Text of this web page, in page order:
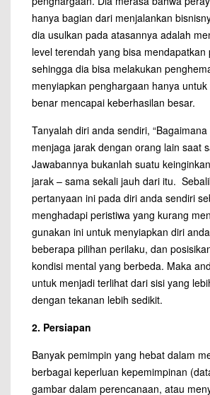
hanya bagian dari menjalankan
dia usulkan pada atasannya adalah
level terendah yang bisa mendapatkan
sehingga dia bisa melakukan
menyiapkan penghargaan hanya
benar mencapai keberhasilan besar.
Tanyalah diri anda sendiri,
menjaga jarak dengan orang lain saat
Jawabannya bukanlah suatu
jarak – sama sekali jauh dari itu.
pertanyaan ini pada diri anda sendiri
menghadapi peristiwa yang kurang
gunakan ini untuk menyiapkan diri
beberapa pilihan perilaku, dan
kondisi mental yang berbeda. Maka
untuk menjadi terlihat dari sisi yang
dengan tekanan lebih sedikit.
2. Persiapan
Banyak pemimpin yang hebat dalam
berbagai keperluan kepemimpinan
gambar dalam perencanaan, atau